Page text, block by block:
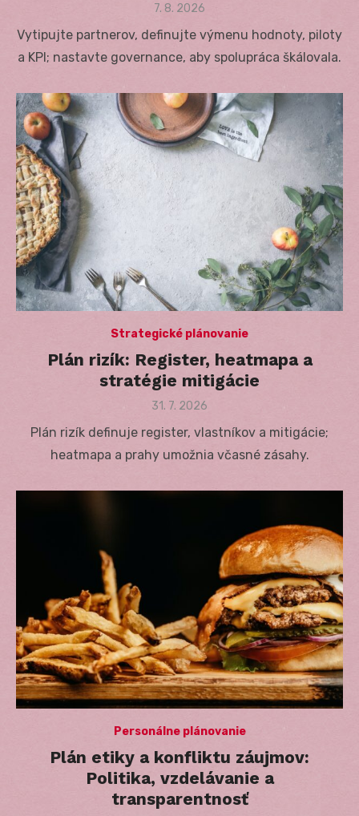
Posted
7. 8. 2026
Vytipujte partnerov, definujte výmenu hodnoty, piloty
a KPI; nastavte governance, aby spolupráca škálovala.
Strategické plánovanie
Plán rizík: Register, heatmapa a
stratégie mitigácie
Posted
31. 7. 2026
Plán rizík definuje register, vlastníkov a mitigácie;
heatmapa a prahy umožnia včasné zásahy.
Personálne plánovanie
Plán etiky a konfliktu záujmov:
Politika, vzdelávanie a
transparentnosť